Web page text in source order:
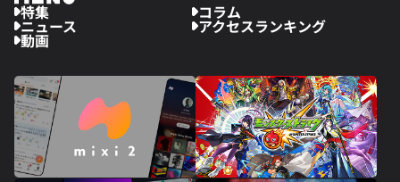
特集 コラム
ニュース アクセスランキング
動画